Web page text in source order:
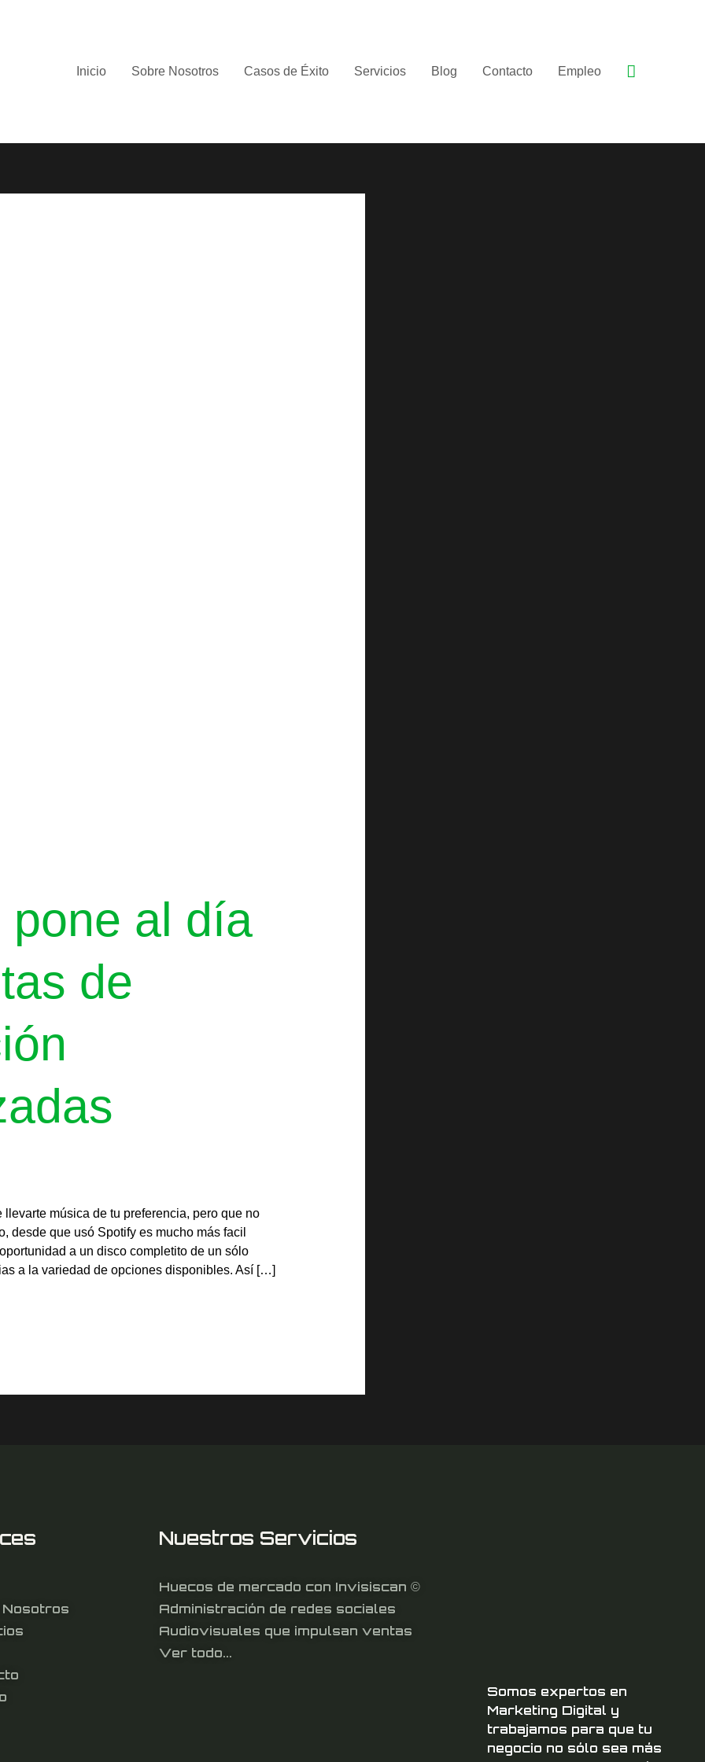
Inicio
Sobre Nosotros Casos de Éxito Servicios Blog Contacto Empleo Buscar
pone al día
de
música de tu preferencia, pero que no
desde que usó Spotify es mucho más facil
a un disco completito de un sólo
a la variedad de opciones disponibles. Así […]
Nuestros Servicios
Huecos de mercado con Invisiscan ©
Administración de redes sociales
Audiovisuales que impulsan ventas
Ver todo...
Somos expertos en
Marketing Digital y
trabajamos para que tu
negocio no sólo sea más